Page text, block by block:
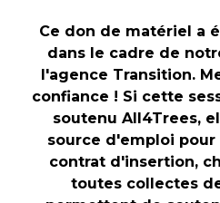
Ce don de matériel a
dans le cadre de
l'agence Transition.
confiance ! Si cette
soutenu All4Trees,
source d'emploi pour
contrat d'insertion,
toutes collectes